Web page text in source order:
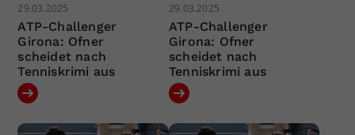
29.03.2025
ATP-Challenger
Girona: Ofner
scheidet nach
Tenniskrimi aus
29.03.2025
ATP-Challenger
Girona: Ofner
scheidet nach
Tenniskrimi aus